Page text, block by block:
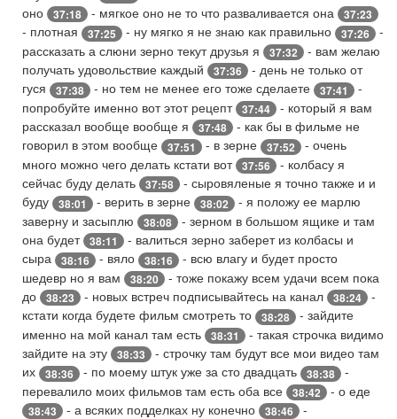
оно
37:18 - мягкое оно не то что разваливается она 37:23
- плотная 37:25 - ну мягко я не знаю как правильно 37:26
-
рассказать а слюни зерно текут друзья я
37:32
- вам желаю
получать удовольствие каждый
37:36
- день не только от
гуся
37:38 - но тем не менее его тоже сделаете 37:41
-
попробуйте именно вот этот рецепт 37:44
- который я вам
рассказал вообще вообще я
37:48
- как бы в фильме не
говорил в этом вообще
37:51 - в зерне 37:52
- очень
много можно чего делать кстати вот 37:56
- колбасу я
сейчас буду делать
37:58
- сыровяленые я точно также и и
буду
38:01 - верить в зерне 38:02
- я положу ее марлю
заверну и засыплю
38:08
- зерном в большом ящике и там
она будет 38:11
- валиться зерно заберет из колбасы и
сыра
38:16 - вяло 38:16
- всю влагу и будет просто
шедевр но я вам
38:20
- тоже покажу всем удачи всем пока
до
38:23 - новых встреч подписывайтесь на канал 38:24
-
кстати когда будете фильм смотреть то
38:28
- зайдите
именно на мой канал там есть
38:31
- такая строчка видимо
зайдите на эту
38:33
- строчку там будут все мои видео там
их
38:36 - по моему штук уже за сто двадцать 38:38
-
перевалило моих фильмов там есть оба все
38:42 - о еде
38:43 - а всяких подделках ну конечно 38:46 -